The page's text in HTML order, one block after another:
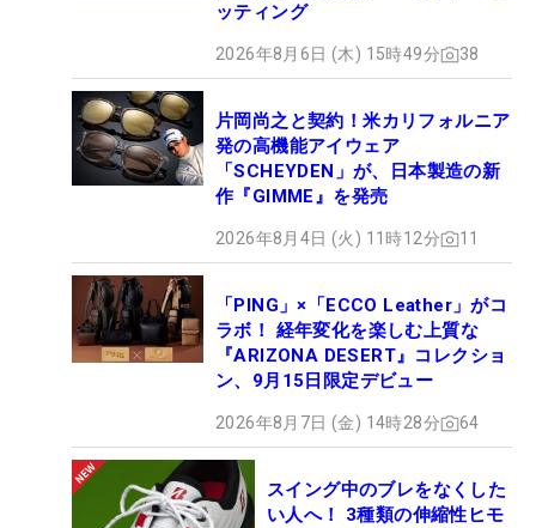
ッティング
2026年8月6日 (木) 15時49分 38
片岡尚之と契約！米カリフォルニア
発の高機能アイウェア
「SCHEYDEN」が、日本製造の新
作『GIMME』を発売
2026年8月4日 (火) 11時12分 11
「PING」×「ECCO Leather」がコ
ラボ！ 経年変化を楽しむ上質な
『ARIZONA DESERT』コレクショ
ン、9月15日限定デビュー
2026年8月7日 (金) 14時28分 64
スイング中のブレをなくした
い人へ！ 3種類の伸縮性ヒモ